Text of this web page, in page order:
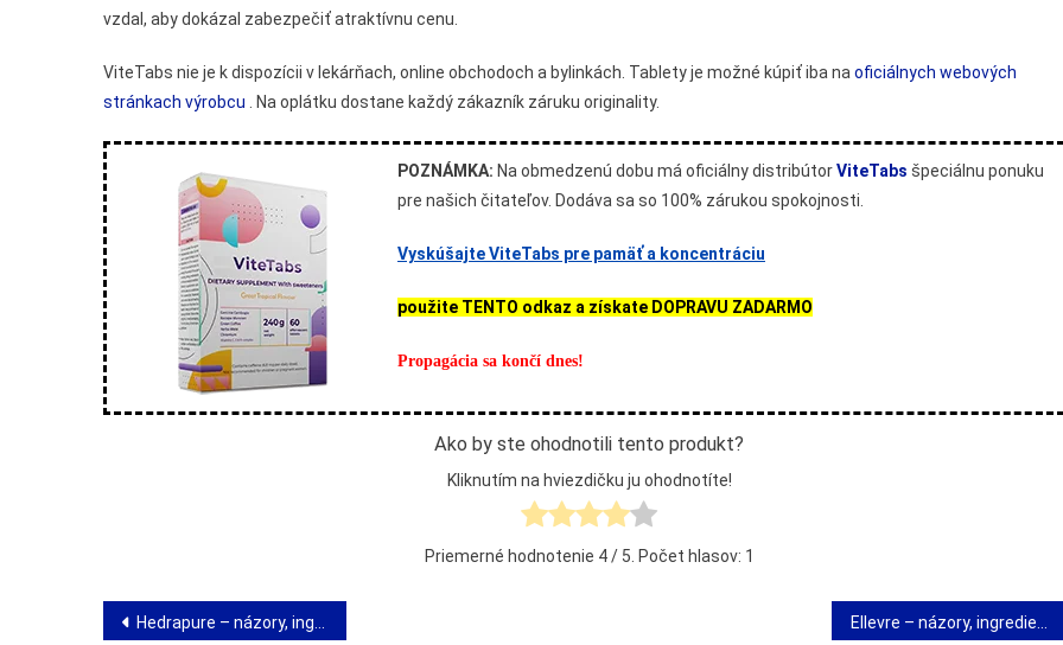
vzdal, aby dokázal zabezpečiť atraktívnu cenu.
ViteTabs nie je k dispozícii v lekárňach, online obchodoch a bylinkách. Tablety je možné kúpiť iba na oficiálnych webových
stránkach výrobcu . Na oplátku dostane každý zákazník záruku originality.
POZNÁMKA: Na obmedzenú dobu má oficiálny distribútorViteTabs špeciálnu ponuku
pre našich čitateľov. Dodáva sa so 100% zárukou spokojnosti.
Vyskúšajte ViteTabs pre pamäť a koncentráciu
použite TENTO odkaz a získate DOPRAVU ZADARMO
Propagácia sa končí dnes!
Ako by ste ohodnotili tento produkt?
Kliknutím na hviezdičku ju ohodnotíte!
Priemerné hodnotenie 4/ 5. Počet hlasov: 1
Navigácia
Hedrapure – názory, ingrediencie, akcia, dávkovanie, obchod, kde kúpiť